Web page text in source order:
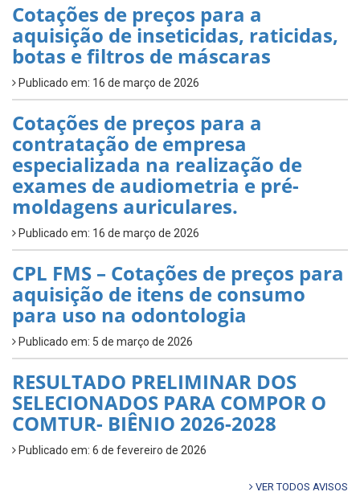
Cotações de preços para a
aquisição de inseticidas, raticidas,
botas e filtros de máscaras
Publicado em: 16 de março de 2026
Cotações de preços para a
contratação de empresa
especializada na realização de
exames de audiometria e pré-
moldagens auriculares.
Publicado em: 16 de março de 2026
CPL FMS – Cotações de preços para
aquisição de itens de consumo
para uso na odontologia
Publicado em: 5 de março de 2026
RESULTADO PRELIMINAR DOS
SELECIONADOS PARA COMPOR O
COMTUR- BIÊNIO 2026-2028
Publicado em: 6 de fevereiro de 2026
VER TODOS AVISOS